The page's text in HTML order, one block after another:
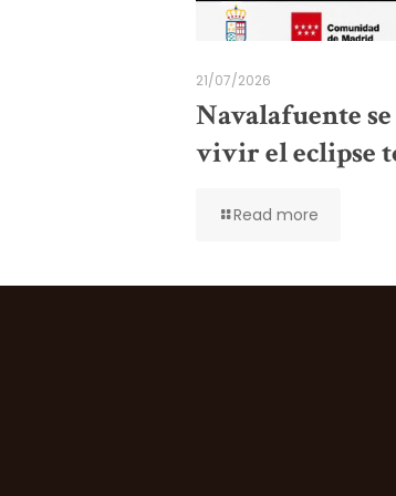
21/07/2026
Navalafuente
vivir el eclipse
Read more